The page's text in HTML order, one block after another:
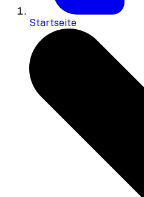
Startseite